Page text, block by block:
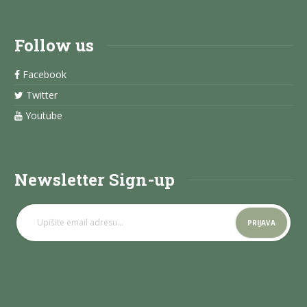
Follow us
Facebook
Twitter
Youtube
Newsletter Sign-up